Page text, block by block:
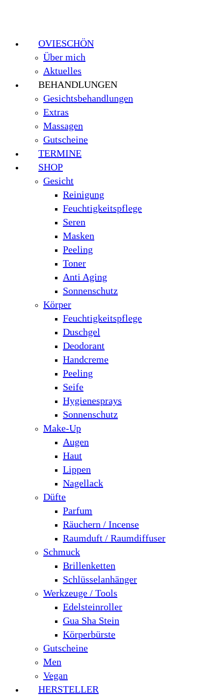
OVIESCHÖN
Über mich
Aktuelles
BEHANDLUNGEN
Gesichtsbehandlungen
Extras
Massagen
Gutscheine
TERMINE
SHOP
Gesicht
Reinigung
Feuchtigkeitspflege
Seren
Masken
Peeling
Toner
Anti Aging
Sonnenschutz
Körper
Feuchtigkeitspflege
Duschgel
Deodorant
Handcreme
Peeling
Seife
Hygienesprays
Sonnenschutz
Make-Up
Augen
Haut
Lippen
Nagellack
Düfte
Parfum
Räuchern / Incense
Raumduft / Raumdiffuser
Schmuck
Brillenketten
Schlüsselanhänger
Werkzeuge / Tools
Edelsteinroller
Gua Sha Stein
Körperbürste
Gutscheine
Men
Vegan
HERSTELLER